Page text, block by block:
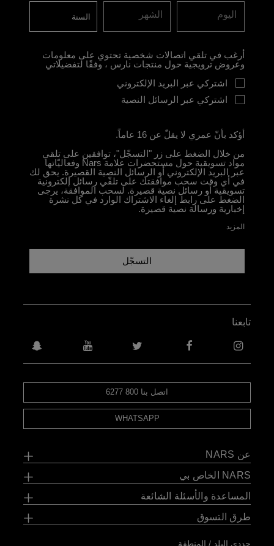
اليوم الشهر
أرغب في تلقي اتصالات شخصية تحتوي على معلومات
وعروض ترويجية حول منتجات نارس ، وفقًا لتفضيلاتي
اشتركي عبر البريد الإلكتروني
اشتركي عبر الرسائل النصية
أؤكد بأنّ عمري لا يقلّ عن 16 عاماً.
من خلال الضغط على زر "التسجّل"، توافقين على تلقي
مواد تسويقية حول مستحضرات علامة Nars وفعاليّاتها
عبر البريد الإلكتروني أو الرسائل النصية القصيرة. يحق لك
في أي وقت سحب موافقتك على تلقّي رسائل إلكترونية
تسويقية أو رسائل نصية قصيرة. لسحب الموافقة، يرجى
الضغط على رابط إلغاء الاشتراك الوارد في كل نشرة
إخبارية ورسالة نصية قصيرة.
المزيد
التسجّل
اتصل بنا 800 6277
WHATSAPP
عن NARS
NARS الخاص بي
المساعدة والأسئلة الشائعة
طرق التسوق
تابعنا
حددي البلد / المنطقة